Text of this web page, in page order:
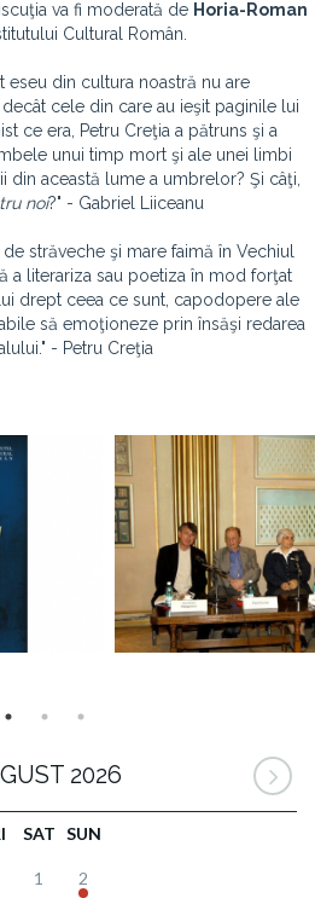
va fi moderată de Horia-Roman
Cultural Român.
eseu din cultura noastră nu are
cele din care au ieşit paginile lui
ce era, Petru Creţia a pătruns şi a
unui timp mort şi ale unei limbi
din această lume a umbrelor? Şi câţi,
noi?" - Gabriel Liiceanu
străveche şi mare faimă în Vechiul
a literariza sau poetiza în mod forţat
drept ceea ce sunt, capodopere ale
să emoţioneze prin însăşi redarea
- Petru Creţia
2026
SAT SUN
1 2